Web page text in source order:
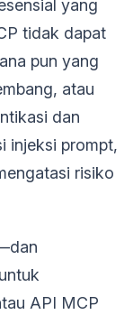
yang
tidak dapat
pun yang
atau
dan
injeksi prompt,
risiko
API MCP